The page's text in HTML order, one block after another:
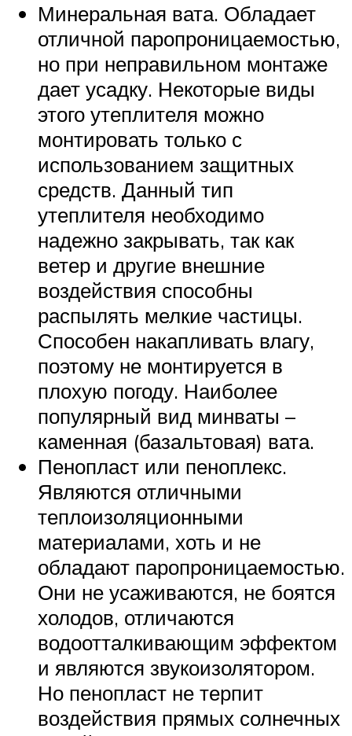
Минеральная вата. Обладает
отличной паропроницаемостью,
но при неправильном монтаже
дает усадку. Некоторые виды
этого утеплителя можно
монтировать только с
использованием защитных
средств. Данный тип
утеплителя необходимо
надежно закрывать, так как
ветер и другие внешние
воздействия способны
распылять мелкие частицы.
Способен накапливать влагу,
поэтому не монтируется в
плохую погоду. Наиболее
популярный вид минваты –
каменная (базальтовая) вата.
Пенопласт или пеноплекс.
Являются отличными
теплоизоляционными
материалами, хоть и не
обладают паропроницаемостью.
Они не усаживаются, не боятся
холодов, отличаются
водоотталкивающим эффектом
и являются звукоизолятором.
Но пенопласт не терпит
воздействия прямых солнечных